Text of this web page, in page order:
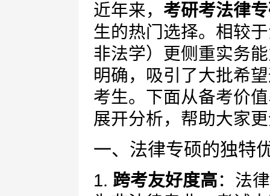
近年来， 考研考法律
生的热门选择。相较
非法学）更侧重实务
明确，吸引了大批希
考生。下面从备考价
展开分析，帮助大家
一、法律专硕的独特
1. 跨考友好度高：法